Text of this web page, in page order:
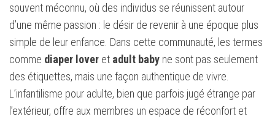
souvent méconnu, où des individus se réunissent autour
d’une même passion : le désir de revenir à une époque plus
simple de leur enfance. Dans cette communauté, les termes
comme diaper lover et adult baby ne sont pas seulement
des étiquettes, mais une façon authentique de vivre.
L’infantilisme pour adulte, bien que parfois jugé étrange par
l’extérieur, offre aux membres un espace de réconfort et